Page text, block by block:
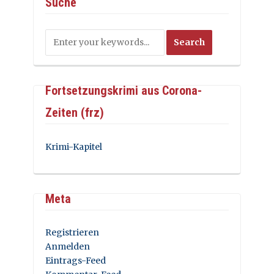
Fortsetzungskrimi aus Corona-
Zeiten (frz)
Krimi-Kapitel
Meta
Registrieren
Anmelden
Eintrags-Feed